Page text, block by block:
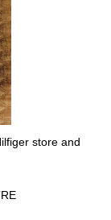
store and